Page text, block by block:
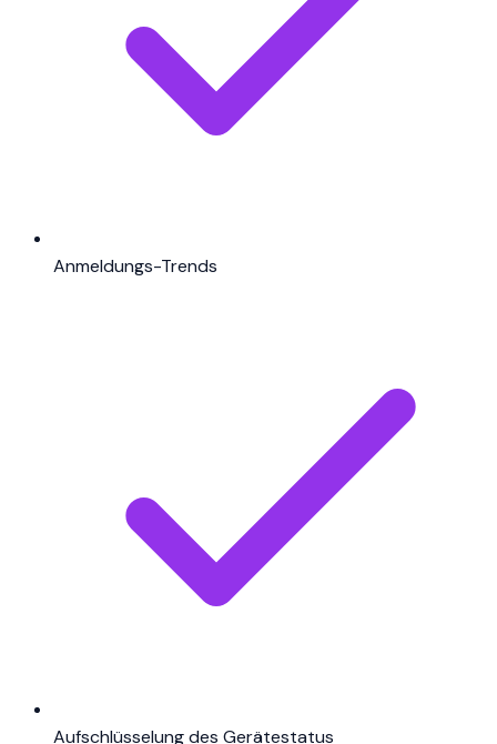
Anmeldungs-Trends
Aufschlüsselung des Gerätestatus